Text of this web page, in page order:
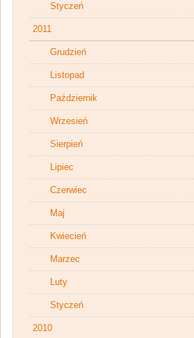
Styczeń
2011
Grudzień
Listopad
Październik
Wrzesień
Sierpień
Lipiec
Czerwiec
Maj
Kwiecień
Marzec
Luty
Styczeń
2010